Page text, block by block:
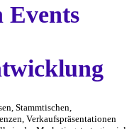
Stammtischen,
Verkaufspräsentationen